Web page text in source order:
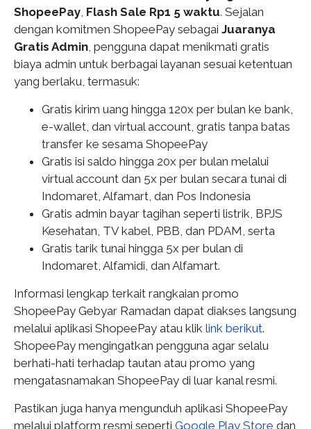
ShopeePay, Flash Sale Rp1 5 waktu. Sejalan
dengan komitmen ShopeePay sebagai Juaranya
Gratis Admin, pengguna dapat menikmati gratis
biaya admin untuk berbagai layanan sesuai ketentuan
yang berlaku, termasuk:
Gratis kirim uang hingga 120x per bulan ke bank,
e-wallet, dan virtual account, gratis tanpa batas
transfer ke sesama ShopeePay
Gratis isi saldo hingga 20x per bulan melalui
virtual account dan 5x per bulan secara tunai di
Indomaret, Alfamart, dan Pos Indonesia
Gratis admin bayar tagihan seperti listrik, BPJS
Kesehatan, TV kabel, PBB, dan PDAM, serta
Gratis tarik tunai hingga 5x per bulan di
Indomaret, Alfamidi, dan Alfamart.
Informasi lengkap terkait rangkaian promo
ShopeePay Gebyar Ramadan dapat diakses langsung
melalui aplikasi ShopeePay atau klik link berikut.
ShopeePay mengingatkan pengguna agar selalu
berhati-hati terhadap tautan atau promo yang
mengatasnamakan ShopeePay di luar kanal resmi.
Pastikan juga hanya mengunduh aplikasi ShopeePay
melalui platform resmi seperti Google Play Store dan